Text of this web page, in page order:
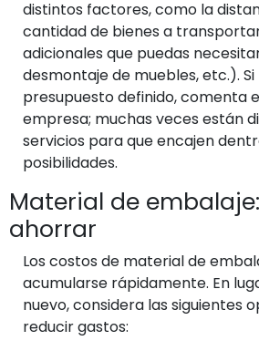
distintos factores, como la
cantidad de bienes a
adicionales que puedas
desmontaje de muebles, etc.).
presupuesto definido, comenta
empresa; muchas veces están
servicios para que encajen
posibilidades.
Material de
ahorrar
Los costos de material de
acumularse rápidamente. En
nuevo, considera las siguientes
reducir gastos: